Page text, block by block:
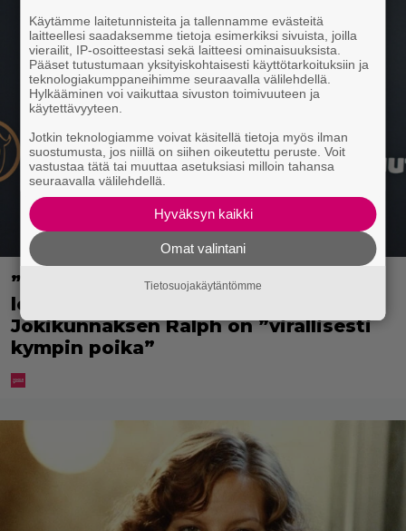
”Rakas, aurinkoinen
leijonapoikamme” – Ellen
Jokikunnaksen Ralph on ”virallisesti
kympin poika”
Käytämme laitetunnisteita ja tallennamme evästeitä
laitteellesi saadaksemme tietoja esimerkiksi sivuista, joilla
vierailit, IP-osoitteestasi sekä laitteesi ominaisuuksista.
Pääset tutustumaan yksityiskohtaisesti käyttötarkoituksiin ja
teknologiakumppaneihimme seuraavalla välilehdellä.
Hylkääminen voi vaikuttaa sivuston toimivuuteen ja
käytettävyyteen.
Jotkin teknologiamme voivat käsitellä tietoja myös ilman
suostumusta, jos niillä on siihen oikeutettu peruste. Voit
vastustaa tätä tai muuttaa asetuksiasi milloin tahansa
seuraavalla välilehdellä.
Hyväksyn kaikki
Omat valintani
Tietosuojakäytäntömme